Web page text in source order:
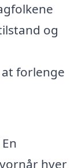
og
forlenge
En
hver